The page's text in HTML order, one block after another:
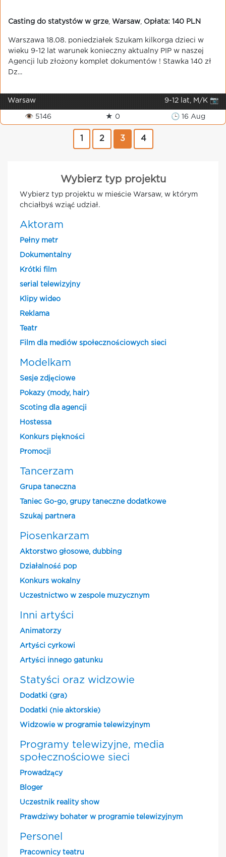
Casting do statystów w grze, Warsaw Opłata: 140 PLN
Warszawa 18.08. poniedziałek Szukam kilkorga dzieci w
wieku 9-12 lat warunek konieczny aktualny PIP w naszej
Agencji lub złożony komplet dokumentów ! Stawka 140 zł
Dz...
Warsaw 9-12 lat, M/K 📷
👁 5146 ★ 0 🕒 16 Aug
2 3 4
Wybierz typ projektu
Wybierz typ projektu w mieście Warsaw, w którym
chciałbyś wziąć udział.
Aktoram
Pełny metr
Dokumentalny
Krótki film
serial telewizyjny
Klipy wideo
Reklama
Teatr
Film dla mediów społecznościowych sieci
Modelkam
Sesje zdjęciowe
Pokazy (mody, hair)
Scoting dla agencji
Hostessa
Konkurs piękności
Promocji
Tancerzam
Grupa taneczna
Taniec Go-go, grupy taneczne dodatkowe
Szukaj partnera
Piosenkarzam
Aktorstwo głosowe, dubbing
Działalność pop
Konkurs wokalny
Uczestnictwo w zespole muzycznym
Inni artyści
Animatorzy
Artyści cyrkowi
Artyści innego gatunku
Statyści oraz widzowie
Dodatki (gra)
Dodatki (nie aktorskie)
Widzowie w programie telewizyjnym
Programy telewizyjne, media
społecznościowe sieci
Prowadzący
Bloger
Uczestnik reality show
Prawdziwy bohater w programie telewizyjnym
Personel
Pracownicy teatru